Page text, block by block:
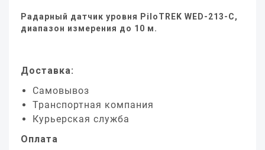
Радарный датчик уровня PiloTREK WED-213-C,
диапазон измерения до 10 м.
Доставка:
Самовывоз
Транспортная компания
Курьерская служба
Оплата